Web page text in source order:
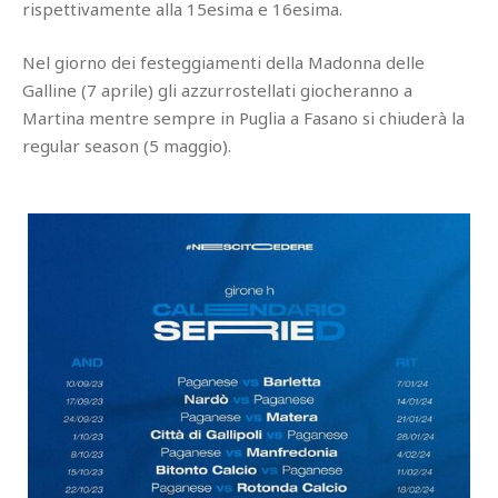
rispettivamente alla 15esima e 16esima.
Nel giorno dei festeggiamenti della Madonna delle
Galline (7 aprile) gli azzurrostellati giocheranno a
Martina mentre sempre in Puglia a Fasano si chiuderà la
regular season (5 maggio).